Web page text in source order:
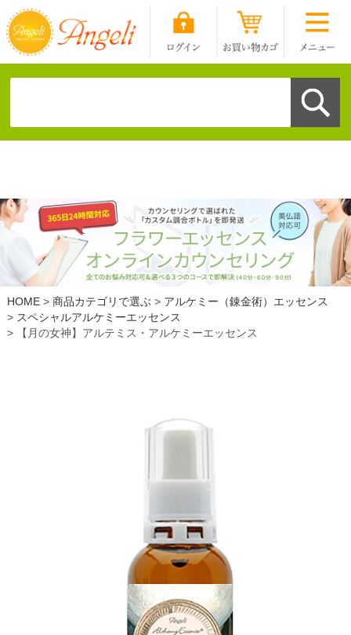
HOME 商品カテゴリで選ぶ
アルケミー（錬金術）エッセンス
スペシャルアルケミーエッセンス
【月の女神】アルテミス・アルケミーエッセンス